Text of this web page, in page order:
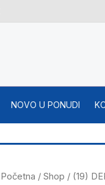
NOVO U PONUDI
Početna / Shop / (19)